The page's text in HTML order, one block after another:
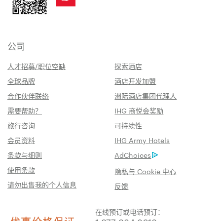
公司
人才招募/职位空缺
探索酒店
全球品牌
酒店开发加盟
合作伙伴联络
洲际酒店集团代理人
需要帮助？
IHG 商悦会奖励
旅行咨询
可持续性
会员资料
IHG Army Hotels
条款与细则
AdChoices
使用条款
隐私与 Cookie 中心
请勿出售我的个人信息
反馈
在线预订或电话预订：